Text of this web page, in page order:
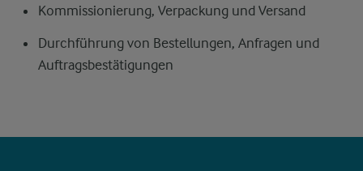
Kommissionierung, Verpackung und Versand
Durchführung von Bestellungen, Anfragen und
Auftragsbestätigungen